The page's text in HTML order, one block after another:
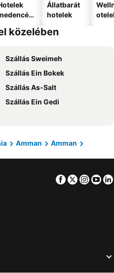
Állatbarát
hotelek
közelében
Szállás Sweimeh
Szállás Ein Bokek
Szállás As-Salt
Szállás Ein Gedi
Amman
Amman
Facebook
Twitter